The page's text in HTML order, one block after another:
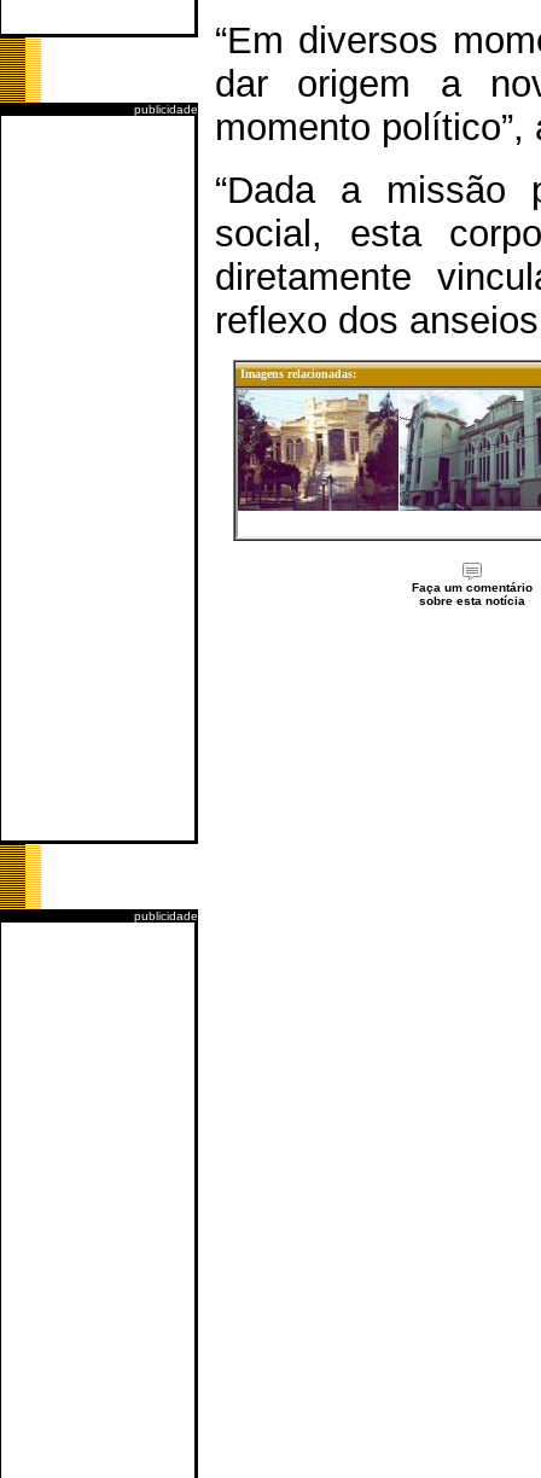
publicidade
publicidade
“Em diversos
dar origem a
momento
“Dada a missão
social, esta
diretamente
reflexo dos
Imagens relacionadas:
Faça um comentário
sobre esta notícia